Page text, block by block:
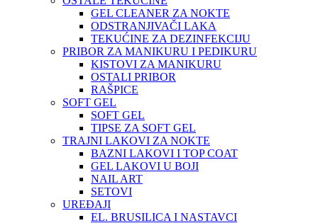
GEL CLEANER ZA NOKTE
ODSTRANJIVAČI LAKA
TEKUĆINE ZA DEZINFEKCIJU
PRIBOR ZA MANIKURU I PEDIKURU
KISTOVI ZA MANIKURU
OSTALI PRIBOR
RAŠPICE
SOFT GEL
SOFT GEL
TIPSE ZA SOFT GEL
TRAJNI LAKOVI ZA NOKTE
BAZNI LAKOVI I TOP COAT
GEL LAKOVI U BOJI
NAIL ART
SETOVI
UREĐAJI
EL. BRUSILICA I NASTAVCI